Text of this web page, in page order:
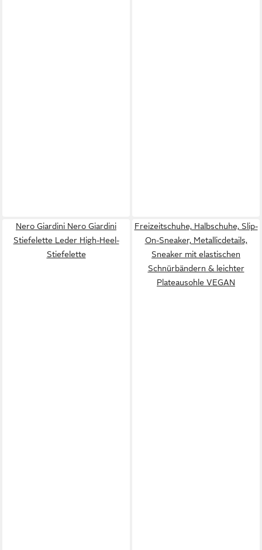
Nero Giardini Nero Giardini
Stiefelette Leder High-Heel-
Stiefelette
Freizeitschuhe, Halbschuhe, Slip-
On-Sneaker, Metallicdetails,
Sneaker mit elastischen
Schnürbändern & leichter
Plateausohle VEGAN